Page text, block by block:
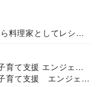
料理家としてレシピ
育て支援 エンジェル
育て支援 エンジェル